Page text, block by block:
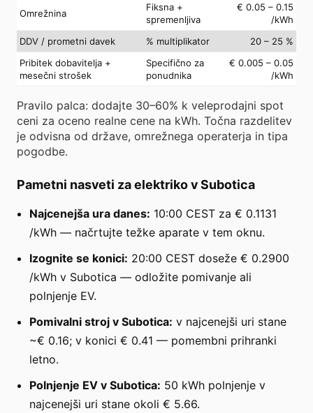
Omrežnina
Fiksna +
spremenljiva
€ 0.05 – 0.15
/kWh
DDV / prometni davek
% multiplikator
20 – 25 %
Pribitek dobavitelja +
mesečni strošek
Specifično za
ponudnika
€ 0.005 – 0.05
/kWh
Pravilo palca: dodajte 30–60% k veleprodajni spot
ceni za oceno realne cene na kWh. Točna razdelitev
je odvisna od države, omrežnega operaterja in tipa
pogodbe.
Pametni nasveti za elektriko v Subotica
Najcenejša ura danes: 10:00 CEST za € 0.1131
/kWh — načrtujte težke aparate v tem oknu.
Izognite se konici: 20:00 CEST doseže € 0.2900
/kWh v Subotica — odložite pomivanje ali
polnjenje EV.
Pomivalni stroj v Subotica: v najcenejši uri stane
~€ 0.16; v konici € 0.41 — pomembni prihranki
letno.
Polnjenje EV v Subotica: 50 kWh polnjenje v
najcenejši uri stane okoli € 5.66.